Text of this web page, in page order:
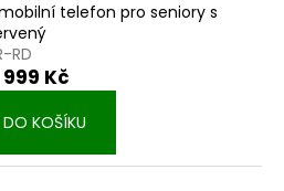
mobilní telefon pro seniory s
RD
999 Kč
DO KOŠÍKU